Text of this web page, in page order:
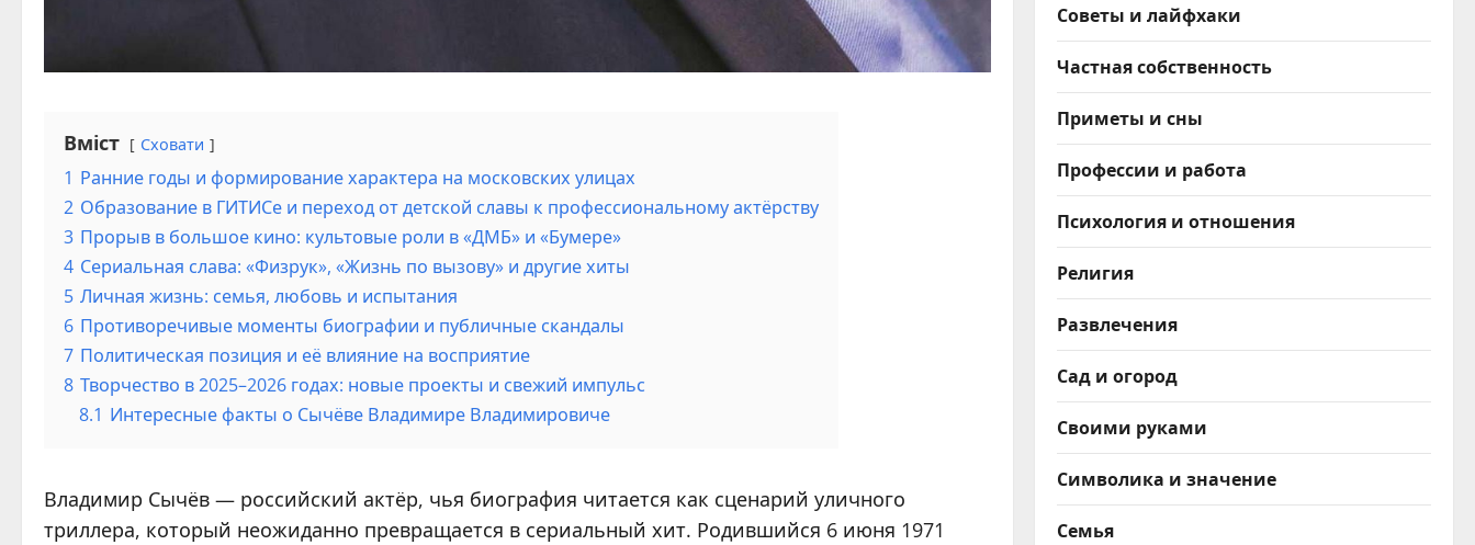
Вміст Сховати
1 Ранние годы и формирование характера на московских улицах
2 Образование в ГИТИСе и переход от детской славы к профессиональному актёрству
3 Прорыв в большое кино: культовые роли в «ДМБ» и «Бумере»
4 Сериальная слава: «Физрук», «Жизнь по вызову» и другие хиты
5 Личная жизнь: семья, любовь и испытания
6 Противоречивые моменты биографии и публичные скандалы
7 Политическая позиция и её влияние на восприятие
8 Творчество в 2025–2026 годах: новые проекты и свежий импульс
8.1 Интересные факты о Сычёве Владимире Владимировиче
Владимир Сычёв — российский актёр, чья биография читается как сценарий уличного
триллера, который неожиданно превращается в сериальный хит. Родившийся 6 июня 1971
Советы и лайфхаки
Частная собственность
Приметы и сны
Профессии и работа
Психология и отношения
Религия
Развлечения
Сад и огород
Своими руками
Символика и значение
Семья